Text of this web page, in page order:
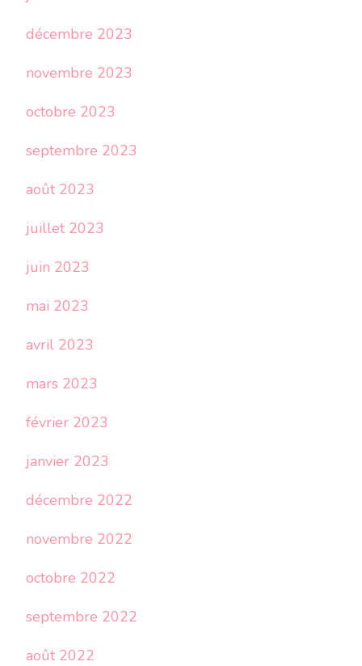
décembre 2023
novembre 2023
octobre 2023
septembre 2023
août 2023
juillet 2023
juin 2023
mai 2023
avril 2023
mars 2023
février 2023
janvier 2023
décembre 2022
novembre 2022
octobre 2022
septembre 2022
août 2022